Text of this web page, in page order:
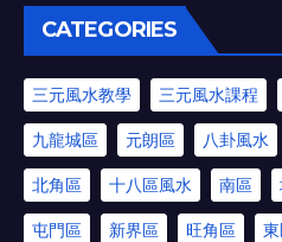
CATEGORIES
三元風水教學 三元風水課程
九龍城區 元朗區 八卦風水
北角區 十八區風水 南區
屯門區 新界區 旺角區